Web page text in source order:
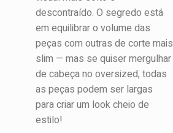
descontraído. O segredo está
em equilibrar o volume das
peças com outras de corte mais
slim — mas se quiser mergulhar
de cabeça no oversized, todas
as peças podem ser largas
para criar um look cheio de
estilo!